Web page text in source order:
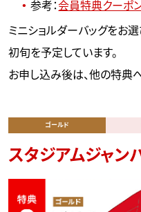
参考：会員特典クーポ
ミニショルダーバッグをお
初旬を予定しています。
お申し込み後は、他の特典
ゴールド
スタジアムジャン